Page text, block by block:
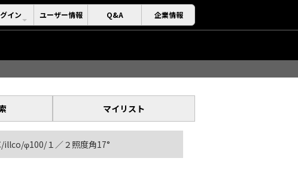
イン ユーザー情報 Q&A 企業情報
マイリスト
illco/φ100/１／２照度角17°